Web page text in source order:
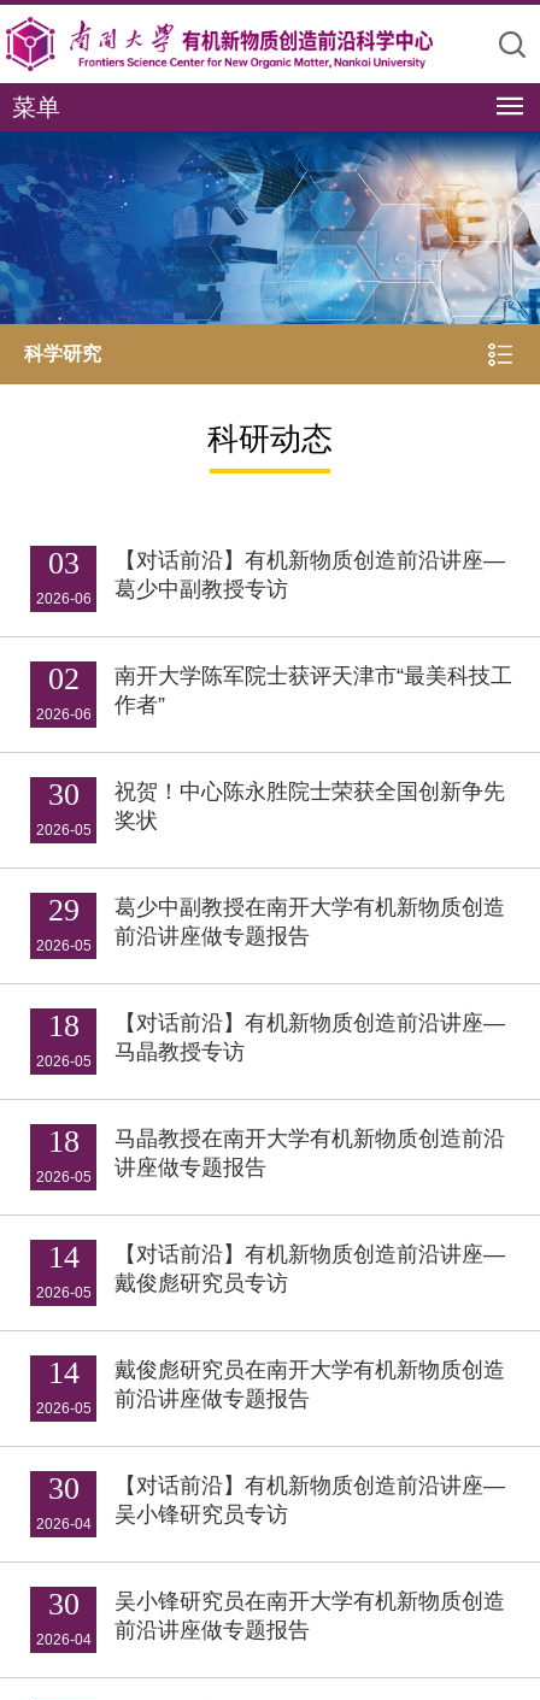
菜单
科学研究
科研动态
03
2026-06
​【对话前沿】有机新物质创造前沿讲座—
葛少中副教授专访
02
2026-06
南开大学陈军院士获评天津市“最美科技工
作者”
30
2026-05
祝贺！中心陈永胜院士荣获全国创新争先
奖状
29
2026-05
葛少中副教授在南开大学有机新物质创造
前沿讲座做专题报告
18
2026-05
【对话前沿】有机新物质创造前沿讲座—
马晶教授专访
18
2026-05
马晶教授在南开大学有机新物质创造前沿
讲座做专题报告
14
2026-05
【对话前沿】有机新物质创造前沿讲座—
戴俊彪研究员专访
14
2026-05
戴俊彪研究员在南开大学有机新物质创造
前沿讲座做专题报告
30
2026-04
【对话前沿】有机新物质创造前沿讲座—
吴小锋研究员专访
30
2026-04
吴小锋研究员在南开大学有机新物质创造
前沿讲座做专题报告